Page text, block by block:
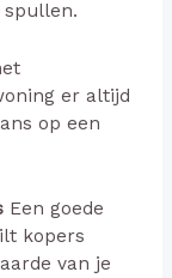
er altijd
op een
Een goede
kopers
van je